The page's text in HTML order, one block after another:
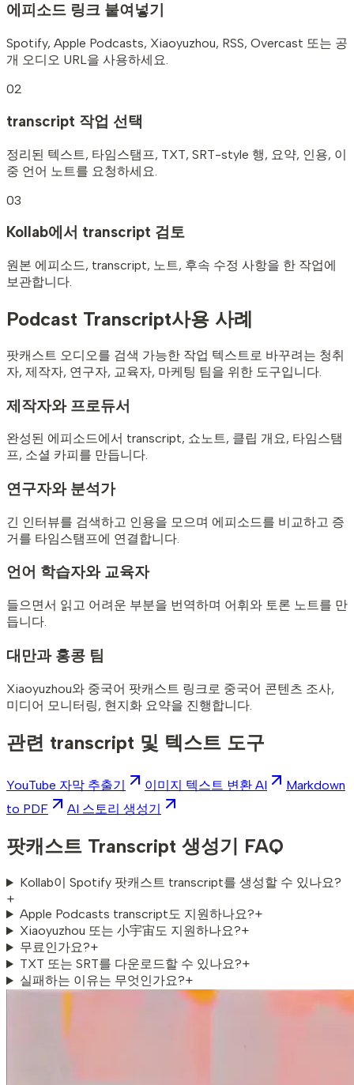
에피소드 링크 붙여넣기
Spotify, Apple Podcasts, Xiaoyuzhou, RSS, Overcast 또는 공
개 오디오 URL을 사용하세요.
02
transcript 작업 선택
정리된 텍스트, 타임스탬프, TXT, SRT-style 행, 요약, 인용, 이
중 언어 노트를 요청하세요.
03
Kollab에서 transcript 검토
원본 에피소드, transcript, 노트, 후속 수정 사항을 한 작업에
보관합니다.
Podcast Transcript사용 사례
팟캐스트 오디오를 검색 가능한 작업 텍스트로 바꾸려는 청취
자, 제작자, 연구자, 교육자, 마케팅 팀을 위한 도구입니다.
제작자와 프로듀서
완성된 에피소드에서 transcript, 쇼노트, 클립 개요, 타임스탬
프, 소셜 카피를 만듭니다.
연구자와 분석가
긴 인터뷰를 검색하고 인용을 모으며 에피소드를 비교하고 증
거를 타임스탬프에 연결합니다.
언어 학습자와 교육자
들으면서 읽고 어려운 부분을 번역하며 어휘와 토론 노트를 만
듭니다.
대만과 홍콩 팀
Xiaoyuzhou와 중국어 팟캐스트 링크로 중국어 콘텐츠 조사,
미디어 모니터링, 현지화 요약을 진행합니다.
관련 transcript 및 텍스트 도구
YouTube 자막 추출기 이미지 텍스트 변환 AI
Markdown
to PDF
AI 스토리 생성기
팟캐스트 Transcript 생성기 FAQ
Kollab이 Spotify 팟캐스트 transcript를 생성할 수 있나요?
+
Apple Podcasts transcript도 지원하나요?+
Xiaoyuzhou 또는 小宇宙도 지원하나요?+
무료인가요?+
TXT 또는 SRT를 다운로드할 수 있나요?+
실패하는 이유는 무엇인가요?+